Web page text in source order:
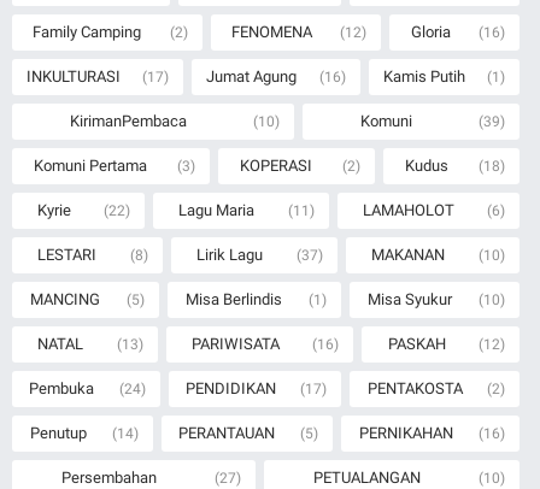
Family Camping (2) FENOMENA (12) Gloria (16)
INKULTURASI (17) Jumat Agung (16) Kamis Putih (1)
KirimanPembaca (10) Komuni (39)
Komuni Pertama (3) KOPERASI (2) Kudus (18)
Kyrie (22) Lagu Maria (11) LAMAHOLOT (6)
LESTARI (8) Lirik Lagu (37) MAKANAN (10)
MANCING (5) Misa Berlindis (1) Misa Syukur (10)
NATAL (13) PARIWISATA (16) PASKAH (12)
Pembuka (24) PENDIDIKAN (17) PENTAKOSTA (2)
Penutup (14) PERANTAUAN (5) PERNIKAHAN (16)
Persembahan (27) PETUALANGAN (10)